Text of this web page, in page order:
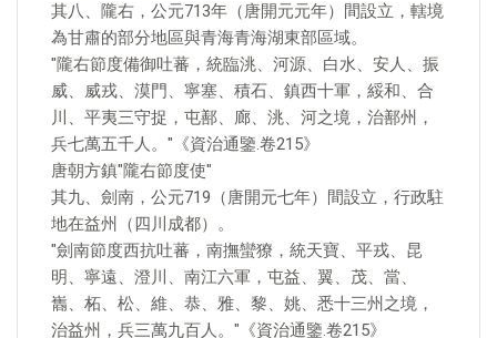
其八、隴右，公元713年（唐開元元年）間設立，轄境
為甘肅的部分地區與青海青海湖東部區域。
"隴右節度備御吐蕃，統臨洮、河源、白水、安人、振
威、威戎、漠門、寧塞、積石、鎮西十軍，綏和、合
川、平夷三守捉，屯鄯、廊、洮、河之境，治鄯州，
兵七萬五千人。"《資治通鑒.卷215》
唐朝方鎮"隴右節度使"
其九、劍南，公元719（唐開元七年）間設立，行政駐
地在益州（四川成都）。
"劍南節度西抗吐蕃，南撫蠻獠，統天寶、平戎、昆
明、寧遠、澄川、南江六軍，屯益、翼、茂、當、
巂、柘、松、維、恭、雅、黎、姚、悉十三州之境，
治益州，兵三萬九百人。"《資治通鑒.卷215》